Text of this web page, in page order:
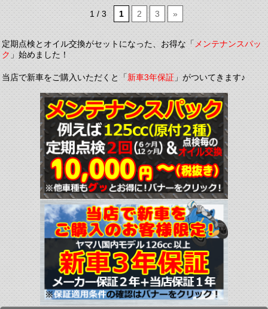
1 / 3 1 2 3 »
定期点検とオイル交換がセットになった、お得な「メンテナンスパッ
ク」始めました！
当店で新車をご購入いただくと「新車3年保証」がついてきます♪